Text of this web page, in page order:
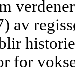
av
for